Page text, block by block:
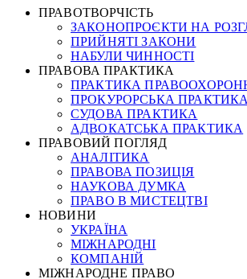
ПРАВОТВОРЧІСТЬ
ЗАКОНОПРОЄКТИ НА
ПРИЙНЯТІ ЗАКОНИ
НАБУЛИ ЧИННОСТІ
ПРАВОВА ПРАКТИКА
ПРАКТИКА
ПРОКУРОРСЬКА ПРАКТИКА
СУДОВА ПРАКТИКА
АДВОКАТСЬКА ПРАКТИКА
ПРАВОВИЙ ПОГЛЯД
АНАЛІТИКА
ПРАВОВА ПОЗИЦІЯ
НАУКОВА ДУМКА
ПРАВО В МИСТЕЦТВІ
НОВИНИ
УКРАЇНА
МІЖНАРОДНІ
КОМПАНІЙ
МІЖНАРОДНЕ ПРАВО